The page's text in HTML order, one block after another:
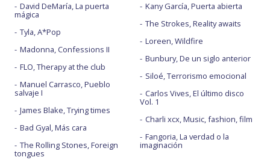
David DeMaría, La puerta
mágica
Tyla, A*Pop
Madonna, Confessions II
FLO, Therapy at the club
Manuel Carrasco, Pueblo
salvaje I
James Blake, Trying times
Bad Gyal, Más cara
The Rolling Stones, Foreign
tongues
Kany García, Puerta abierta
The Strokes, Reality awaits
Loreen, Wildfire
Bunbury, De un siglo anterior
Siloé, Terrorismo emocional
Carlos Vives, El último disco
Vol. 1
Charli xcx, Music, fashion, film
Fangoria, La verdad o la
imaginación